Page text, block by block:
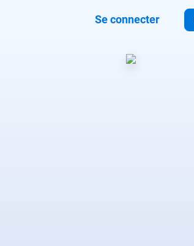
Se connecter